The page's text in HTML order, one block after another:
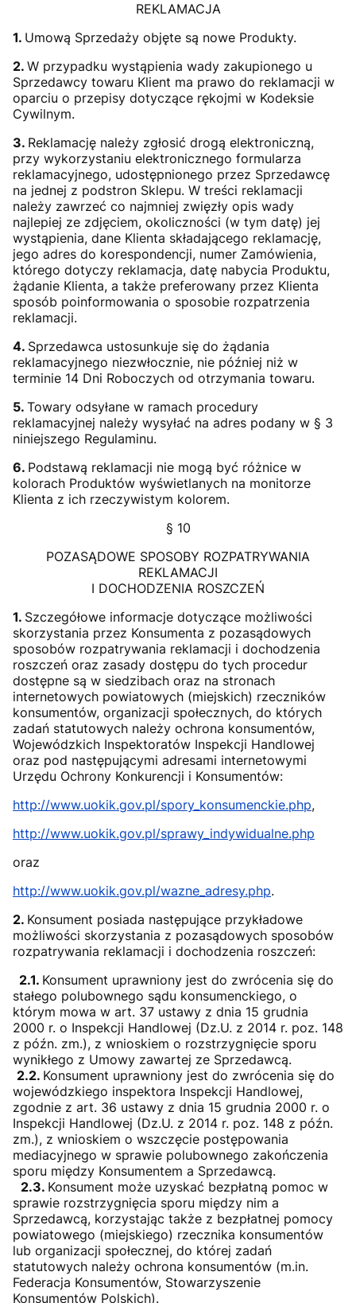
REKLAMACJA
1. Umową Sprzedaży objęte są nowe Produkty.
2. W przypadku wystąpienia wady zakupionego u
Sprzedawcy towaru Klient ma prawo do reklamacji w
oparciu o przepisy dotyczące rękojmi w Kodeksie
Cywilnym.
3. Reklamację należy zgłosić drogą elektroniczną,
przy wykorzystaniu elektronicznego formularza
reklamacyjnego, udostępnionego przez Sprzedawcę
na jednej z podstron Sklepu. W treści reklamacji
należy zawrzeć co najmniej zwięzły opis wady
najlepiej ze zdjęciem, okoliczności (w tym datę) jej
wystąpienia, dane Klienta składającego reklamację,
jego adres do korespondencji, numer Zamówienia,
którego dotyczy reklamacja, datę nabycia Produktu,
żądanie Klienta, a także preferowany przez Klienta
sposób poinformowania o sposobie rozpatrzenia
reklamacji.
4. Sprzedawca ustosunkuje się do żądania
reklamacyjnego niezwłocznie, nie później niż w
terminie 14 Dni Roboczych od otrzymania towaru.
5. Towary odsyłane w ramach procedury
reklamacyjnej należy wysyłać na adres podany w § 3
niniejszego Regulaminu.
6. Podstawą reklamacji nie mogą być różnice w
kolorach Produktów wyświetlanych na monitorze
Klienta z ich rzeczywistym kolorem.
§ 10
POZASĄDOWE SPOSOBY ROZPATRYWANIA
REKLAMACJI
I DOCHODZENIA ROSZCZEŃ
1. Szczegółowe informacje dotyczące możliwości
skorzystania przez Konsumenta z pozasądowych
sposobów rozpatrywania reklamacji i dochodzenia
roszczeń oraz zasady dostępu do tych procedur
dostępne są w siedzibach oraz na stronach
internetowych powiatowych (miejskich) rzeczników
konsumentów, organizacji społecznych, do których
zadań statutowych należy ochrona konsumentów,
Wojewódzkich Inspektoratów Inspekcji Handlowej
oraz pod następującymi adresami internetowymi
Urzędu Ochrony Konkurencji i Konsumentów:
http://www.uokik.gov.pl/spory_konsumenckie.php,
http://www.uokik.gov.pl/sprawy_indywidualne.php
oraz
http://www.uokik.gov.pl/wazne_adresy.php.
2. Konsument posiada następujące przykładowe
możliwości skorzystania z pozasądowych sposobów
rozpatrywania reklamacji i dochodzenia roszczeń:
2.1. Konsument uprawniony jest do zwrócenia się do
stałego polubownego sądu konsumenckiego, o
którym mowa w art. 37 ustawy z dnia 15 grudnia
2000 r. o Inspekcji Handlowej (Dz.U. z 2014 r. poz. 148
z późn. zm.), z wnioskiem o rozstrzygnięcie sporu
wynikłego z Umowy zawartej ze Sprzedawcą.
2.2. Konsument uprawniony jest do zwrócenia się do
wojewódzkiego inspektora Inspekcji Handlowej,
zgodnie z art. 36 ustawy z dnia 15 grudnia 2000 r. o
Inspekcji Handlowej (Dz.U. z 2014 r. poz. 148 z późn.
zm.), z wnioskiem o wszczęcie postępowania
mediacyjnego w sprawie polubownego zakończenia
sporu między Konsumentem a Sprzedawcą.
2.3. Konsument może uzyskać bezpłatną pomoc w
sprawie rozstrzygnięcia sporu między nim a
Sprzedawcą, korzystając także z bezpłatnej pomocy
powiatowego (miejskiego) rzecznika konsumentów
lub organizacji społecznej, do której zadań
statutowych należy ochrona konsumentów (m.in.
Federacja Konsumentów, Stowarzyszenie
Konsumentów Polskich).